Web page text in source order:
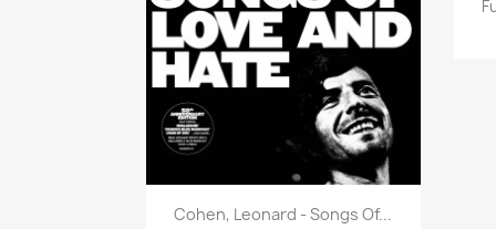
Vista rápida
Cohen, Leonard - Songs Of...